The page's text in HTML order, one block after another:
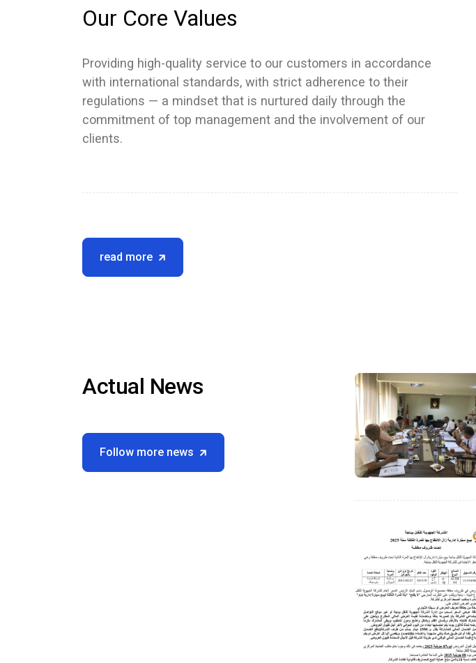
Our Core Values
Providing high-quality service to our customers in accordance
with international standards, with strict adherence to their
regulations — a mindset that is nurtured daily through the
commitment of top management and the involvement of our
clients.
read more
Actual News
Follow more news